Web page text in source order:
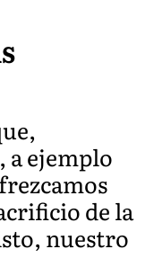
a ejemplo
de la
nuestro